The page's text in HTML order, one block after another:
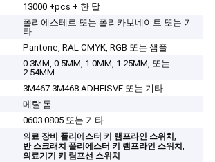
13000 +pcs + 한 달
폴리에스테르 또는 폴리카보네이트 또는 기
타
Pantone, RAL CMYK, RGB 또는 샘플
0.3MM, 0.5MM, 1.0MM, 1.25MM, 또는
2.54MM
3M467 3M468 ADHEISVE 또는 기타
메탈 돔
0603 0805 또는 기타
의료 장비 폴리에스터 키 램프라인 스위치,
반 스크래치 폴리에스터 키 램프라인 스위치,
의료기기 키 림프선 스위치